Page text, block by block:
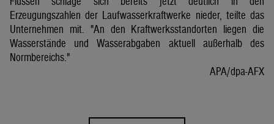
Erzeugungszahlen der Laufwasserkraftwerke nieder, teilte das
Unternehmen mit. "An den Kraftwerksstandorten liegen die
Wasserstände und Wasserabgaben aktuell außerhalb des
Normbereichs."
APA/dpa-AFX